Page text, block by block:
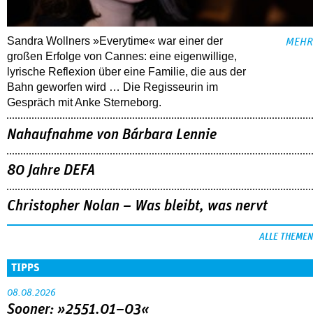
Sandra Wollners »Everytime« war einer der
großen Erfolge von Cannes: eine eigenwillige,
lyrische Reflexion über eine ­Familie, die aus der
Bahn geworfen wird … Die Regisseurin im
Gespräch mit Anke Sterneborg.
MEHR
Nahaufnahme von Bárbara Lennie
80 Jahre DEFA
Christopher Nolan – Was bleibt, was nervt
ALLE THEMEN
TIPPS
08.08.2026
Sooner: »2551.01–03«